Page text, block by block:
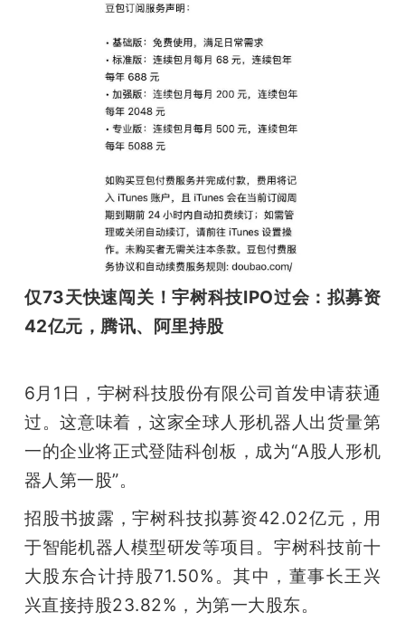
仅73天快速闯关！宇树科技IPO过会：拟募资
42亿元，腾讯、阿里持股
6月1日，宇树科技股份有限公司首发申请获通
过。这意味着，这家全球人形机器人出货量第
一的企业将正式登陆科创板，成为“A股人形机
器人第一股”。
招股书披露，宇树科技拟募资42.02亿元，用
于智能机器人模型研发等项目。宇树科技前十
大股东合计持股71.50%。其中，董事长王兴
兴直接持股23.82%，为第一大股东。